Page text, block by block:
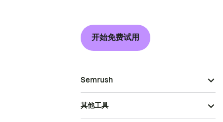
开始免费试用
Semrush
其他工具